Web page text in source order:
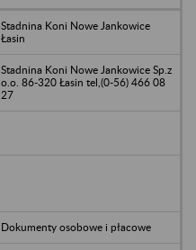
Stadnina Koni Nowe Jankowice
Łasin
Stadnina Koni Nowe Jankowice Sp.z
o.o. 86-320 Łasin tel,(0-56) 466 08
27
Dokumenty osobowe i płacowe